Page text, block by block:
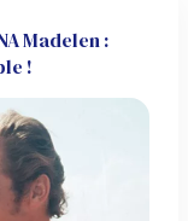
Madelen :
!